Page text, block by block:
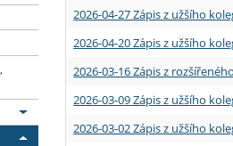
Absolventi fakulty
Vyjíždějící zaměstnanci
2026-04-27 Zápis z užšího
2026-04-20 Zápis z užšího
2026-03-16 Zápis z
2026-03-09 Zápis z užšího
2026-03-02 Zápis z užšího